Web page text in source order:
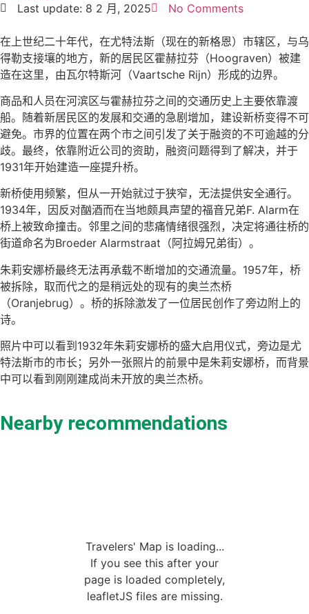
Last update: 8 2 月, 2025
No Comments
在上世纪二十年代，在尤特法斯（现在的新格恩）市辖区，与乌
得勒支接壤的地方，新的居民区霍赫拉芬（Hoograven）被建
造在这里，由瓦尔特斯河（Vaartsche Rijn）形成的边界。
商品和人员在河滨区与霍赫拉芬之间的交通历史上主要依靠渡
船。随着新居民区的发展和交通的急剧增加，建设新桥变得不可
避免。市界的位置在两个市之间引发了关于融资的不可逾越的分
歧。最终，依靠附近公司的资助，融资问题得到了解决，并于
1931年开始建造一座提升桥。
新桥使用频繁，但从一开始就过于狭窄，无法提供安全通行。
1934年，因反对酗酒而在当地颇具声望的福音兄弟F. Alarm在
桥上被致命撞击。邻里之间的悲痛情绪很强烈，决定将通往桥的
街道命名为Broeder Alarmstraat（阿拉姆兄弟街）。
朱莉安娜桥最终无法再承载不断增加的交通流量。1957年，桥
被拆除，取而代之的是稍远处的现有的奥兰杰桥
（Oranjebrug）。桥的拆除激发了一位居民创作了旁边附上的
诗。
照片中可以看到1932年朱莉安娜桥的盛大启用仪式，旁边是尤
特法斯市的市长；另外一张照片的前景中是朱莉安娜桥，而背景
中可以看到刚刚建成尚未开放的奥兰杰桥。
Nearby recommendations
Travelers' Map is loading...
If you see this after your
page is loaded completely,
leafletJS files are missing.